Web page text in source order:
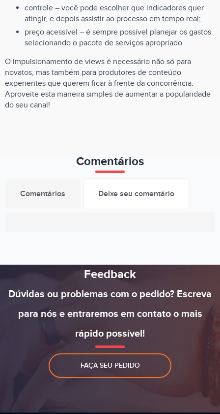
controle – você pode escolher que indicadores quer
atingir, e depois assistir ao processo em tempo real;
preço acessível – é sempre possível planejar os gastos
selecionando o pacote de serviços apropriado.
O impulsionamento de views é necessário não só para
novatos, mas também para produtores de conteúdo
experientes que querem ficar à frente da concorrência.
Aproveite esta maneira simples de aumentar a popularidade
do seu canal!
Comentários
Comentários Deixe seu comentário
Feedback
Dúvidas ou problemas com o pedido? Escreva
para nós e entraremos em contato o mais
rápido possível!
FAÇA SEU PEDIDO